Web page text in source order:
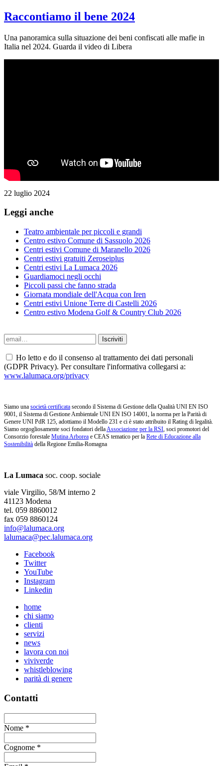
Raccontiamo il bene 2024
Una panoramica sulla situazione dei beni confiscati alle mafie in
Italia nel 2024. Guarda il video di Libera
22 luglio 2024
Leggi anche
Teatro ambientale per piccoli e grandi
Centro estivo Comune di Sassuolo 2026
Centri estivi Comune di Maranello 2026
Centri estivi gratuiti Zeroseiplus
Centri estivi La Lumaca 2026
Guardiamoci negli occhi
Piccoli passi che fanno strada
Giornata mondiale dell'Acqua con Iren
Centri estivi Unione Terre di Castelli 2026
Centro estivo Modena Golf & Country Club 2026
Ho letto e do il consenso al trattamento dei dati personali
(GDPR Privacy). Per consultare l'informativa collegarsi a:
www.lalumaca.org/privacy
Siamo una società certificata secondo il Sistema di Gestione della Qualità UNI EN ISO
9001, il Sistema di Gestione Ambientale UNI EN ISO 14001, la norma per la Parità di
Genere UNI PdR 125, adottiamo il Modello 231 e ci è stato attribuito il Rating di legalità.
Siamo orgogliosamente soci fondatori dellaAssociazione per la RSI, soci promotori del
Consorzio forestale Mutina Arborea e CEAS tematico per la Rete di Educazione alla
Sostenibilità della Regione Emilia-Romagna
La Lumaca soc. coop. sociale
viale Virgilio, 58/M interno 2
41123 Modena
tel. 059 8860012
fax 059 8860124
info@lalumaca.org
lalumaca@pec.lalumaca.org
Facebook
Twitter
YouTube
Instagram
Linkedin
home
chi siamo
clienti
servizi
news
lavora con noi
viviverde
whistleblowing
parità di genere
Contatti
Nome *
Cognome *